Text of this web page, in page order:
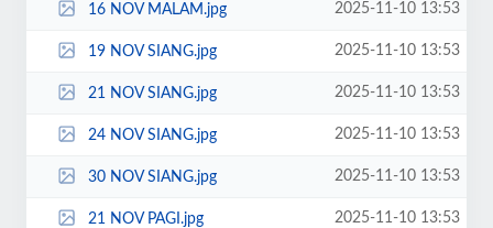
16 NOV MALAM.jpg 2025-11-10 13:53
19 NOV SIANG.jpg 2025-11-10 13:53
21 NOV SIANG.jpg 2025-11-10 13:53
24 NOV SIANG.jpg 2025-11-10 13:53
30 NOV SIANG.jpg 2025-11-10 13:53
21 NOV PAGI.jpg 2025-11-10 13:53